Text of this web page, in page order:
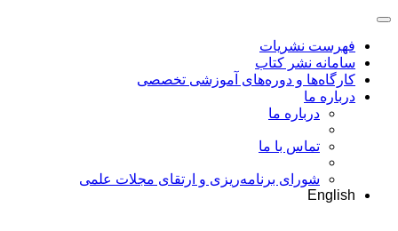
فهرست نشریات
سامانه نشر کتاب
کارگاه‌ها و دوره‌های آموزشی تخصصی
درباره ما
درباره ما
تماس با ما
شورای برنامه‌ریزی و ارتقای مجلات علمی
English